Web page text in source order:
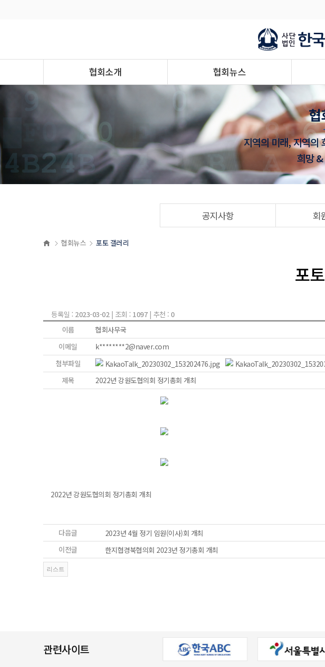
협회소개 협회뉴스
협
지역의 미래, 지역의
희망
공지사항 회
협회뉴스 포토 갤러리
포
등록일 : 2023-03-02| 조회 : 1097| 추천 : 0
이름
협회사무국
이메일
k********2@naver.com
첨부파일
KakaoTalk_20230302_153202476.jpg
제목
2022년 강원도협의회 정기총회 개최
2022년 강원도협의회 정기총회 개최
다음글
2023년 4월 정기 임원(이사)회 개최
이전글
한지협경북협의회 2023년 정기총회 개최
관련사이트